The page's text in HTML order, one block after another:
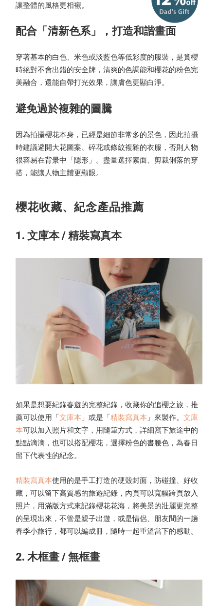
讓整體的風格更相襯。
配合「清新色系」，打造和諧畫面
穿著基本的白色、米色或淡藍色等低彩度的服裝，是賞櫻
時絕對不會出錯的安全牌，清爽的色調能和櫻花的粉色完
美融合，還能自帶打光效果，讓膚色更顯白淨。
避免過於複雜的圖騰
因為拍攝櫻花本身，已經是細節非常多的景色，因此拍攝
時建議避開大花圖案、碎花或條紋複雜的衣服，否則人物
很容易在背景中「隱形」。盡量選擇素面、剪裁俐落的穿
搭，能讓人物主體更顯眼。
櫻花收藏、紀念產品推薦
1. 文庫本 / 精裝寫真本
如果是想要紀錄春遊的完整紀錄，收藏你的追櫻之旅，推
薦可以使用「 文庫本 」或是「 精裝寫真本 」來製作。 文庫
本可以加入照片和文字，用隨筆方式，詳細寫下旅途中的
點點滴滴，也可以搭配櫻花，選擇粉色的書腰色，為春日
留下代表性的紀念。
精裝寫真本使用的是手工打造的硬殼封面，防碰撞、好收
藏，可以留下高質感的旅遊紀錄，內頁可以寬幅跨頁放入
照片，用滿版方式來記錄櫻花花海，將美景的壯麗更完整
的呈現出來，不管是親子出遊，或是情侶、朋友間的一趟
春季小旅行，都可以編成冊，隨時一起重溫當下的感動。
2. 木框畫 / 無框畫